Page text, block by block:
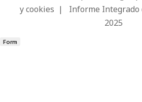
y cookies | Informe Integrado
2025
Form